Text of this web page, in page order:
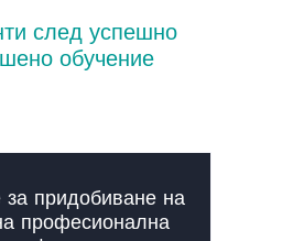
след успешно
обучение
за придобиване на
професионална